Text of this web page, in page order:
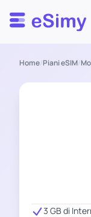
Esimy
Home/Piani eSIM/
3 GB di